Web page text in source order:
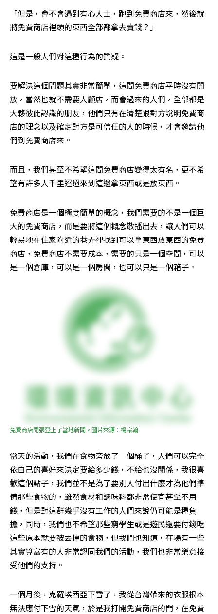
「但是，會不會遇到有心人士，跑到免費商店來，然後就
將免費商店裡頭的東西全部都拿去賣錢？」
這是一般人們對這種行為的質疑。
要解決這個問題其實非常簡單，這間免費商店平時沒有開
放，當然也就不需要人顧店，而會過來的人們，全部都是
大夥彼此認識的朋友，他們只有在清楚跟對方說明免費商
店的理念以及確定對方是可信任的人的時候，才會邀請他
們到免費商店來。
而且，我們甚至不希望這間免費商店變得太有名，更不希
望有許多人千里迢迢來到這邊拿東西或是放東西。
免費商店是一個極度簡單的概念，我們需要的不是一個巨
大的免費商店，而是要將這個概念散播出去，讓人們可以
輕易地在住家附近的巷弄裡找到可以拿東西放東西的免費
商店，免費商店不需要成本，需要的只是一個空間，可以
是一個倉庫，可以是一個房間，也可以只是一個箱子。
免費商店開張登上了當地新聞。圖片來源：楊宗翰
當天的活動，我們在食物旁放了一個桶子，人們可以完全
依自己的喜好來決定要給多少錢，不給也沒關係，我很喜
歡這個點子，我們並不是為了要別人付出什麼才為他們準
備那些食物的，雖然食材和調味料都非常便宜甚至不用
錢，但是對這群幾乎沒有工作的人們來說仍可能是種負
擔，同時，我們也不希望那些窮學生或是遊民還要付錢吃
這些原本就要被丟掉的食物，但我們也知道，在場有一些
其實算富有的人非常認同我們的活動，我們也非常樂意接
受他們的支持。
一個月後，克羅埃西亞下雪了，我從台灣帶來的衣服根本
無法應付下雪的天氣，於是我打開免費商店的門，在免費